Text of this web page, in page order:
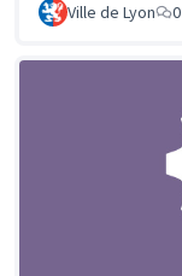
Ville de Lyon 0